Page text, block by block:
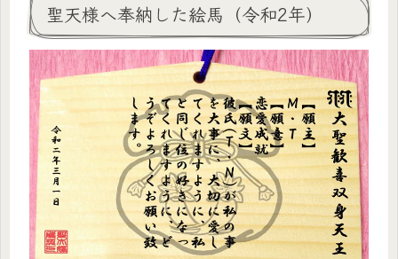
聖天様へ奉納した絵馬（令和2年）